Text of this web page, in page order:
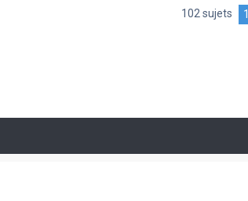
102 sujets 1